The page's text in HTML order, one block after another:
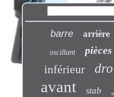
barre arrière
oscillant pièces
inférieur
avant stab